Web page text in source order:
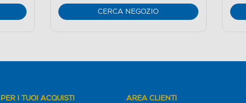
CERCA NEGOZIO
PER I TUOI ACQUISTI AREA CLIENTI